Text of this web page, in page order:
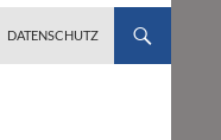
DATENSCHUTZ